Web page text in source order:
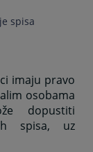
spisa
imaju pravo
osobama
dopustiti
spisa, uz